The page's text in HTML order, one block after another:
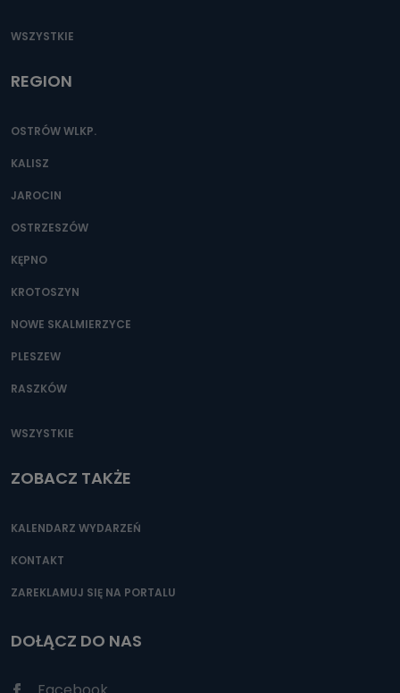
WSZYSTKIE
REGION
OSTRÓW WLKP.
KALISZ
JAROCIN
OSTRZESZÓW
KĘPNO
KROTOSZYN
NOWE SKALMIERZYCE
PLESZEW
RASZKÓW
WSZYSTKIE
ZOBACZ TAKŻE
KALENDARZ WYDARZEŃ
KONTAKT
ZAREKLAMUJ SIĘ NA PORTALU
DOŁĄCZ DO NAS